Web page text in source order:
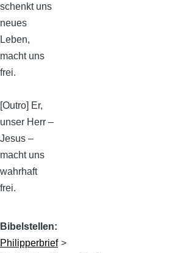
schenkt uns
neues
Leben,
macht uns
frei.
[Outro] Er,
unser Herr –
Jesus –
macht uns
wahrhaft
frei.
Bibelstellen
Philipperbrief